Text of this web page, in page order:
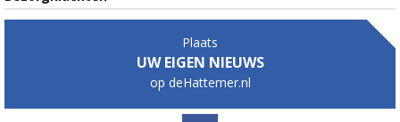
Plaats
UW EIGEN NIEUWS
op deHattemer.nl